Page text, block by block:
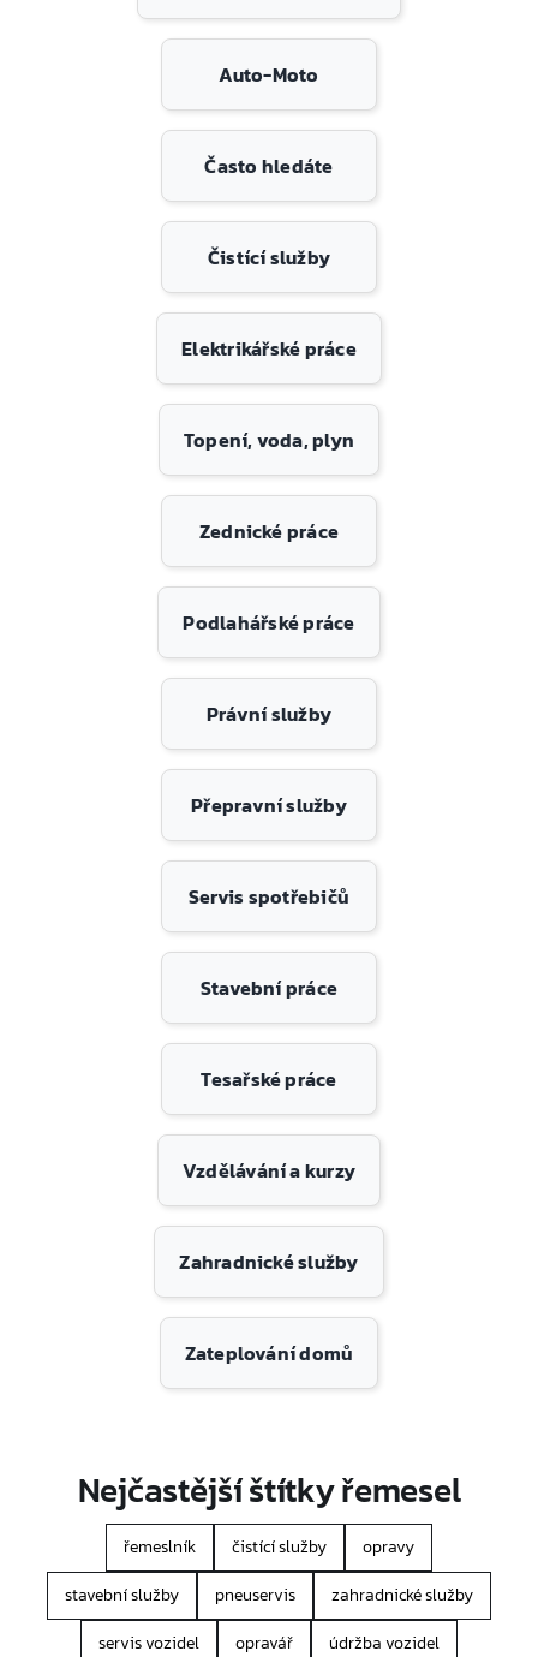
Auto-Moto
Často hledáte
Čistící služby
Elektrikářské práce
Topení, voda, plyn
Zednické práce
Podlahářské práce
Právní služby
Přepravní služby
Servis spotřebičů
Stavební práce
Tesařské práce
Vzdělávání a kurzy
Zahradnické služby
Zateplování domů
Nejčastější štítky řemesel
řemeslník čistící služby
opravy
stavební služby
pneuservis
zahradnické služby
servis vozidel
opravář
údržba vozidel